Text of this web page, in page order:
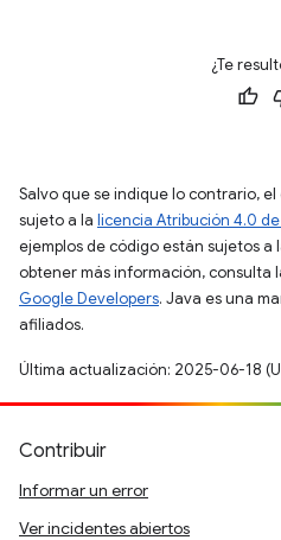
¿Te
Salvo que se indique lo contrario,
sujeto a la licencia Atribución 4.0
ejemplos de código están sujetos a
obtener más información, consulta
Google Developers. Java es una
afiliados.
Última actualización: 2025-06-18
Contribuir
Informar un error
Ver incidentes abiertos